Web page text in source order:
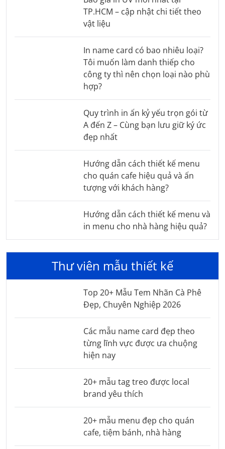
TP.HCM – cập nhật chi tiết theo
vật liệu
In name card có bao nhiêu loại?
Tôi muốn làm danh thiếp cho
công ty thì nên chọn loại nào phù
hợp?
Quy trình in ấn kỷ yếu trọn gói từ
A đến Z – Cùng bạn lưu giữ ký ức
đẹp nhất
Hướng dẫn cách thiết kế menu
cho quán cafe hiệu quả và ấn
tượng với khách hàng?
Hướng dẫn cách thiết kế menu và
in menu cho nhà hàng hiệu quả?
Thư viên mẫu thiết kế
Top 20+ Mẫu Tem Nhãn Cà Phê
Đẹp, Chuyên Nghiệp 2026
Các mẫu name card đẹp theo
từng lĩnh vực được ưa chuộng
hiện nay
20+ mẫu tag treo được local
brand yêu thích
20+ mẫu menu đẹp cho quán
cafe, tiệm bánh, nhà hàng